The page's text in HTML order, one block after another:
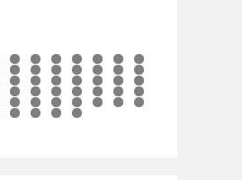
0 1
6 7 8 9 0 1 2
7 8 9 0 1 2 3
8 9 0 1 2 3 4
9 0 1 2 3 4 5
7 8 9 0